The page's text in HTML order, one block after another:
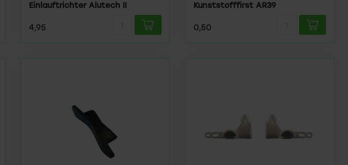
Einlauftrichter Alutech II
4,95
Kunststofffirst AR39
0,50